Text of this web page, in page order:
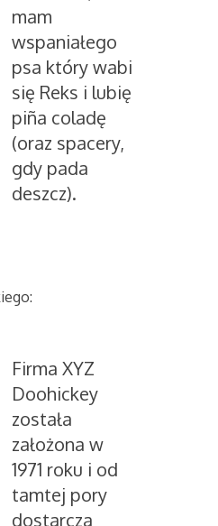
mam
wspaniałego
psa który wabi
się Reks i lubię
piña coladę
(oraz spacery,
gdy pada
deszcz).
Firma XYZ
Doohickey
została
założona w
1971 roku i od
tamtej pory
dostarcza